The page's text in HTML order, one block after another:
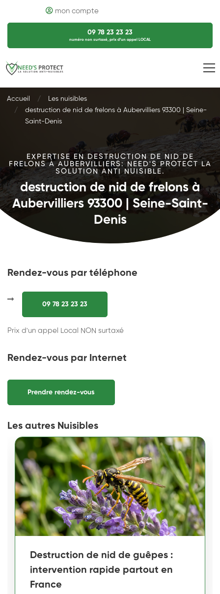
mon compte
09 78 23 23 23
numéro non surtaxé, prix d’un appel LOCAL
Accueil
Les nuisibles
destruction de nid de frelons à Aubervilliers 93300 | Seine-
Saint-Denis
EXPERTISE EN DESTRUCTION DE NID DE
FRELONS À AUBERVILLIERS: NEED'S PROTECT LA
SOLUTION ANTI NUISIBLE.
destruction de nid de frelons à
Aubervilliers 93300 | Seine-Saint-
Denis
Rendez-vous par téléphone
09 78 23 23 23
Prix d'un appel Local NON surtaxé
Rendez-vous par Internet
Prendre rendez-vous
Les autres Nuisibles
Destruction de nid de guêpes :
intervention rapide partout en
France